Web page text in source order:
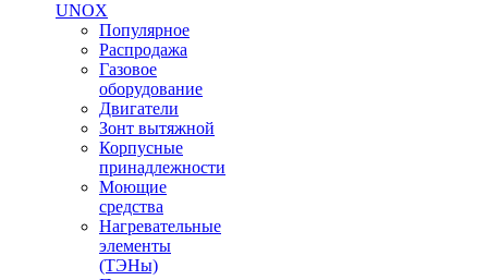
UNOX
Популярное
Распродажа
Газовое
оборудование
Двигатели
Зонт вытяжной
Корпусные
принадлежности
Моющие
средства
Нагревательные
элементы
(ТЭНы)